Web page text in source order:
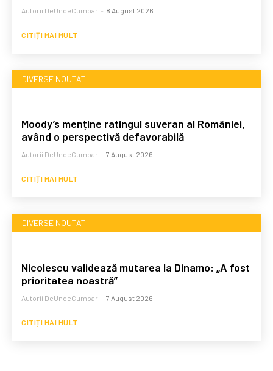
Autorii DeUndeCumpar - 8 August 2026
CITIȚI MAI MULT
DIVERSE NOUTATI
Moody’s menține ratingul suveran al României,
având o perspectivă defavorabilă
Autorii DeUndeCumpar - 7 August 2026
CITIȚI MAI MULT
DIVERSE NOUTATI
Nicolescu validează mutarea la Dinamo: „A fost
prioritatea noastră”
Autorii DeUndeCumpar - 7 August 2026
CITIȚI MAI MULT